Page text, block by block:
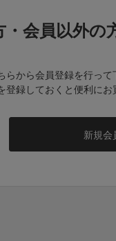
会員以外の
から会員登録を行って
登録しておくと便利にお